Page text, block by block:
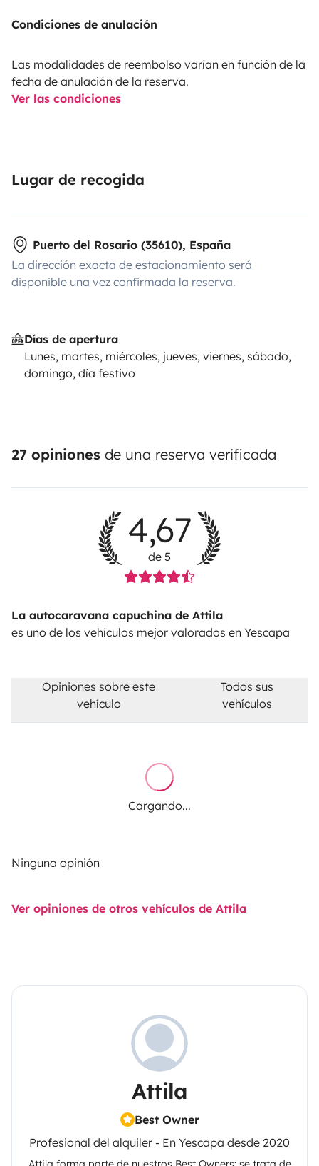
Condiciones de anulación
Las modalidades de reembolso varían en función de la
fecha de anulación de la reserva.
Ver las condiciones
Lugar de recogida
Puerto del Rosario (35610), España
La dirección exacta de estacionamiento será
disponible una vez confirmada la reserva.
Días de apertura
Lunes, martes, miércoles, jueves, viernes, sábado,
domingo, día festivo
27 opiniones de una reserva verificada
4,67
de 5
La autocaravana capuchina de Attila
es uno de los vehículos mejor valorados en Yescapa
Opiniones sobre este
vehículo
Todos sus
vehículos
Cargando...
Ninguna opinión
Ver opiniones de otros vehículos de Attila
Attila
Best Owner
Profesional del alquiler - En Yescapa desde 2020